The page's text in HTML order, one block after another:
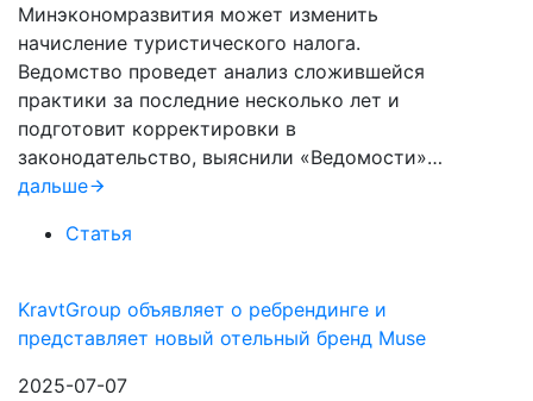
Минэкономразвития может изменить
начисление туристического налога.
Ведомство проведет анализ сложившейся
практики за последние несколько лет и
подготовит корректировки в
законодательство, выяснили «Ведомости»…
дальше
Статья
KravtGroup объявляет о ребрендинге и
представляет новый отельный бренд Muse
2025-07-07